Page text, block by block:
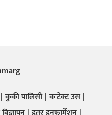
कुकी पालिसी कांटेक्ट उस